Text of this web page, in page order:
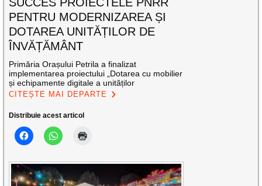
PENTRU MODERNIZAREA ȘI
DOTAREA UNITĂȚILOR DE
ÎNVĂȚĂMÂNT
Primăria Orașului Petrila a finalizat
implementarea proiectului „Dotarea cu mobilier
și echipamente digitale a unităților
CITEȘTE MAI DEPARTE
Distribuie acest articol